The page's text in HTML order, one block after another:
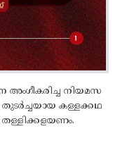
അംഗീകരിച്ച നിയമസ
തുടര്‍ച്ചയായ കള്ളക്കഥ
തള്ളിക്കളയണം.